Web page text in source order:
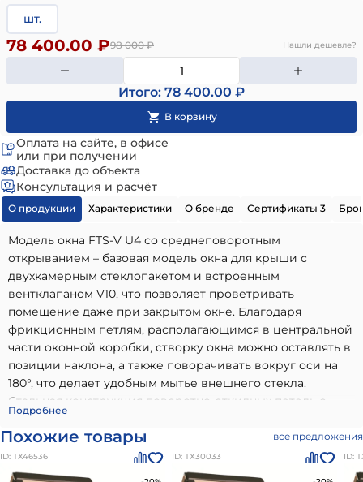
шт.
98 000₽
78 400.00 ₽ Нашли дешевле?
Итого: 78 400.00 ₽
Оплата на сайте, в офисе
или при получении
Доставка до объекта
Консультация и расчёт
О продукции Характеристики О бренде Сертификаты 3
Модель окна FTS-V U4 со среднеповоротным
открыванием – базовая модель окна для крыши c
двухкамерным стеклопакетом и встроенным
вентклапаном V10, что позволяет проветривать
помещение даже при закрытом окне. Благодаря
фрикционным петлям, располагающимся в центральной
части оконной коробки, створку окна можно оставлять в
позиции наклона, а также поворачивать вокруг оси на
180°, что делает удобным мытье внешнего стекла.
Стальная конструкция поворотно-откидных петель с
пластиковыми направляющими не только смягчает ход
оконной створки, но и придает необходимую прочность
и жесткость в условиях ветровых и снеговых нагрузок.
Особенности Окна FTS-V U4 изготовлены из древесины
Мансардное окно Fakro STANDART, FTS-V U4 с
идеально подходящий для использования в частном
малоэтажном строительстве. Наши материалы бренда
Подробнее
Похожие товары все предложения
ID: ТХ46536 ID: ТХ30033 ID: